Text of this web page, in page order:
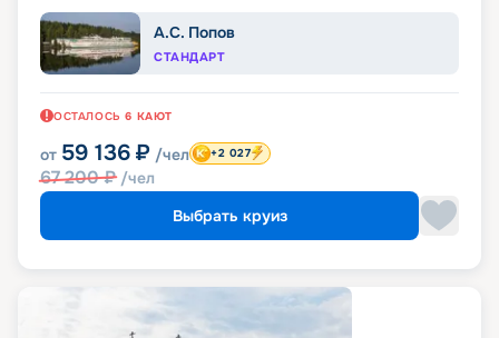
А.С. Попов
СТАНДАРТ
ОСТАЛОСЬ 6 КАЮТ
от 59 136 ₽ /чел
67 200₽ /чел
+2 027
Выбрать круиз